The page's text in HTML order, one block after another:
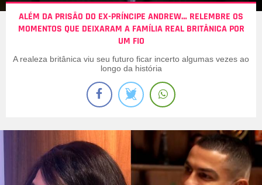
ALÉM DA PRISÃO DO EX-PRÍNCIPE ANDREW… RELEMBRE OS
MOMENTOS QUE DEIXARAM A FAMÍLIA REAL BRITÂNICA POR
UM FIO
A realeza britânica viu seu futuro ficar incerto algumas vezes ao
longo da história